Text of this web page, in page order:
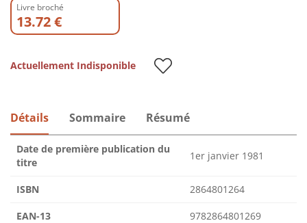
Livre broché
13.72 €
Actuellement Indisponible
Détails Sommaire Résumé
Date de première publication du
titre
1er janvier 1981
ISBN 2864801264
EAN-13 9782864801269